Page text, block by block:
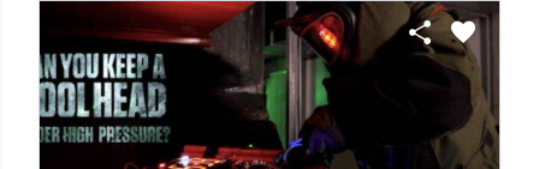
share favorite